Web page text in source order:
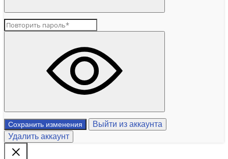
Сохранить изменения
Выйти из аккаунта
Удалить аккаунт